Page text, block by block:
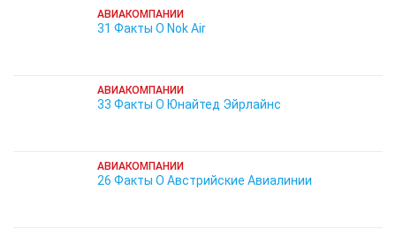
АВИАКОМПАНИИ
31 Факты О Nok Air
АВИАКОМПАНИИ
33 Факты О Юнайтед Эйрлайнс
АВИАКОМПАНИИ
26 Факты О Австрийские Авиалинии